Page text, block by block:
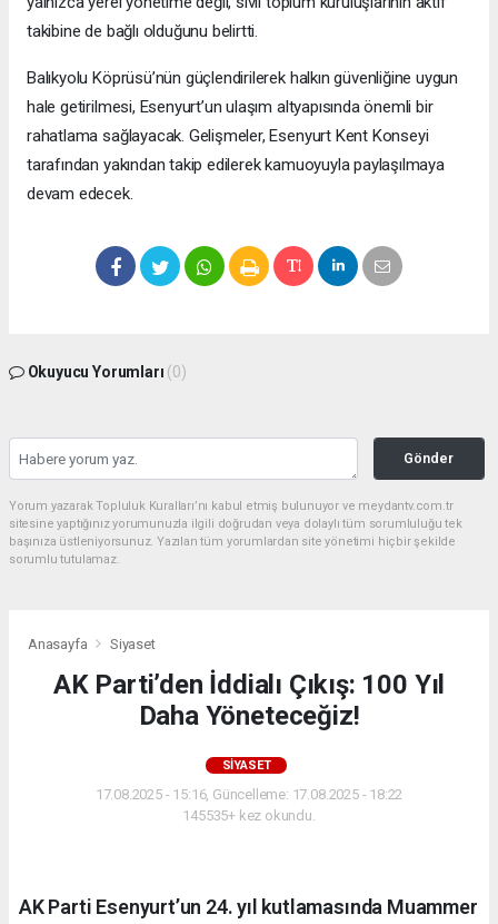
takibine de bağlı olduğunu belirtti.
Balıkyolu Köprüsü’nün güçlendirilerek halkın güvenliğine uygun
hale getirilmesi, Esenyurt’un ulaşım altyapısında önemli bir
rahatlama sağlayacak. Gelişmeler, Esenyurt Kent Konseyi
tarafından yakından takip edilerek kamuoyuyla paylaşılmaya
devam edecek.
Okuyucu Yorumları (0)
Gönder
Yorum yazarak Topluluk Kuralları’nı kabul etmiş bulunuyor ve meydantv.com.tr
sitesine yaptığınız yorumunuzla ilgili doğrudan veya dolaylı tüm sorumluluğu tek
başınıza üstleniyorsunuz. Yazılan tüm yorumlardan site yönetimi hiçbir şekilde
sorumlu tutulamaz.
Anasayfa Siyaset
AK Parti’den İddialı Çıkış: 100 Yıl
Daha Yöneteceğiz!
SIYASET
17.08.2025 - 15:16, Güncelleme: 17.08.2025 - 18:22
145535+ kez okundu.
AK Parti Esenyurt’un 24. yıl kutlamasında Muammer